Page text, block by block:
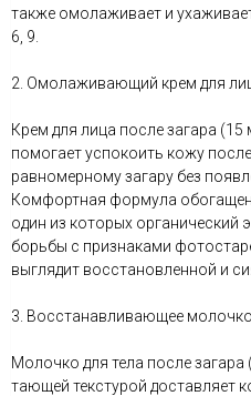
также омолаживает и
6, 9.
2. Омолаживающий крем для
Крем для лица после загара
помогает успокоить кожу
равномерному загару без
Комфортная формула
один из которых органический
борьбы с признаками
выглядит восстановленной и
3. Восстанавливающее
Mолочко для тела после
тающей текстурой доставляет